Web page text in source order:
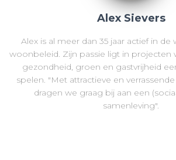
Alex Sievers
Alex is al meer dan 35 jaar actief in
woonbeleid. Zijn passie ligt in projecten
gezondheid, groen en gastvrijheid
spelen. "Met attractieve en
dragen we graag bij aan een
samenleving".